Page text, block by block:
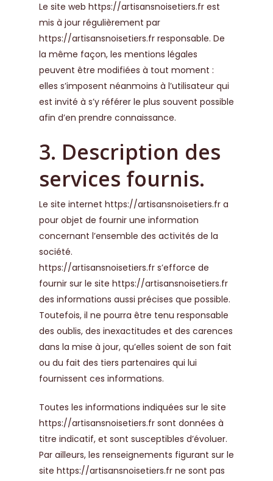
Le site web https://artisansnoisetiers.fr est
mis à jour régulièrement par
https://artisansnoisetiers.fr responsable. De
la même façon, les mentions légales
peuvent être modifiées à tout moment :
elles s’imposent néanmoins à l’utilisateur qui
est invité à s’y référer le plus souvent possible
afin d’en prendre connaissance.
3. Description des
services fournis.
Le site internet https://artisansnoisetiers.fr a
pour objet de fournir une information
concernant l’ensemble des activités de la
société.
https://artisansnoisetiers.fr s’efforce de
fournir sur le site https://artisansnoisetiers.fr
des informations aussi précises que possible.
Toutefois, il ne pourra être tenu responsable
des oublis, des inexactitudes et des carences
dans la mise à jour, qu’elles soient de son fait
ou du fait des tiers partenaires qui lui
fournissent ces informations.
Toutes les informations indiquées sur le site
https://artisansnoisetiers.fr sont données à
titre indicatif, et sont susceptibles d’évoluer.
Par ailleurs, les renseignements figurant sur le
site https://artisansnoisetiers.fr ne sont pas